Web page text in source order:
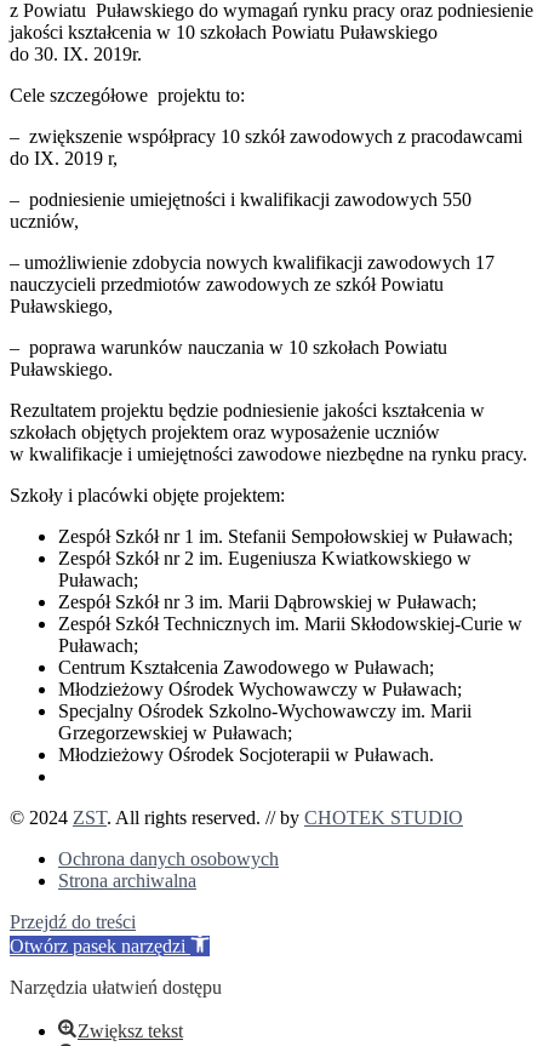
z Powiatu Puławskiego do wymagań rynku pracy oraz podniesienie
jakości kształcenia w 10 szkołach Powiatu Puławskiego
do 30. IX. 2019r.
Cele szczegółowe projektu to:
– zwiększenie współpracy 10 szkół zawodowych z pracodawcami
do IX. 2019 r,
– podniesienie umiejętności i kwalifikacji zawodowych 550
uczniów,
– umożliwienie zdobycia nowych kwalifikacji zawodowych 17
nauczycieli przedmiotów zawodowych ze szkół Powiatu
Puławskiego,
– poprawa warunków nauczania w 10 szkołach Powiatu
Puławskiego.
Rezultatem projektu będzie podniesienie jakości kształcenia w
szkołach objętych projektem oraz wyposażenie uczniów
w kwalifikacje i umiejętności zawodowe niezbędne na rynku pracy.
Szkoły i placówki objęte projektem:
Zespół Szkół nr 1 im. Stefanii Sempołowskiej w Puławach;
Zespół Szkół nr 2 im. Eugeniusza Kwiatkowskiego w
Puławach;
Zespół Szkół nr 3 im. Marii Dąbrowskiej w Puławach;
Zespół Szkół Technicznych im. Marii Skłodowskiej-Curie w
Puławach;
Centrum Kształcenia Zawodowego w Puławach;
Młodzieżowy Ośrodek Wychowawczy w Puławach;
Specjalny Ośrodek Szkolno-Wychowawczy im. Marii
Grzegorzewskiej w Puławach;
Młodzieżowy Ośrodek Socjoterapii w Puławach.
© 2024 ZST. All rights reserved. // by CHOTEK STUDIO
Ochrona danych osobowych
Strona archiwalna
Przejdź do treści
Otwórz pasek narzędzi
Narzędzia ułatwień dostępu
Zwiększ tekst